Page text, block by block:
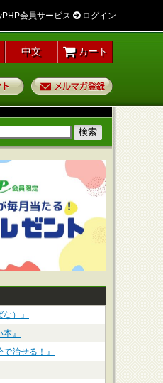
会員サービス ログイン
中文 カート
プレゼント
）』
』
で治せる！』